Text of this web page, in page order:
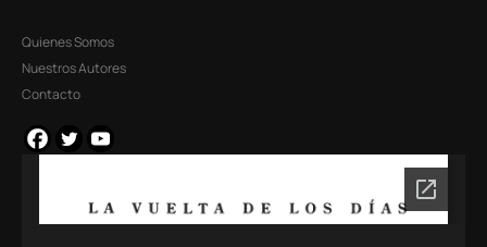
Quienes Somos
Nuestros Autores
Contacto